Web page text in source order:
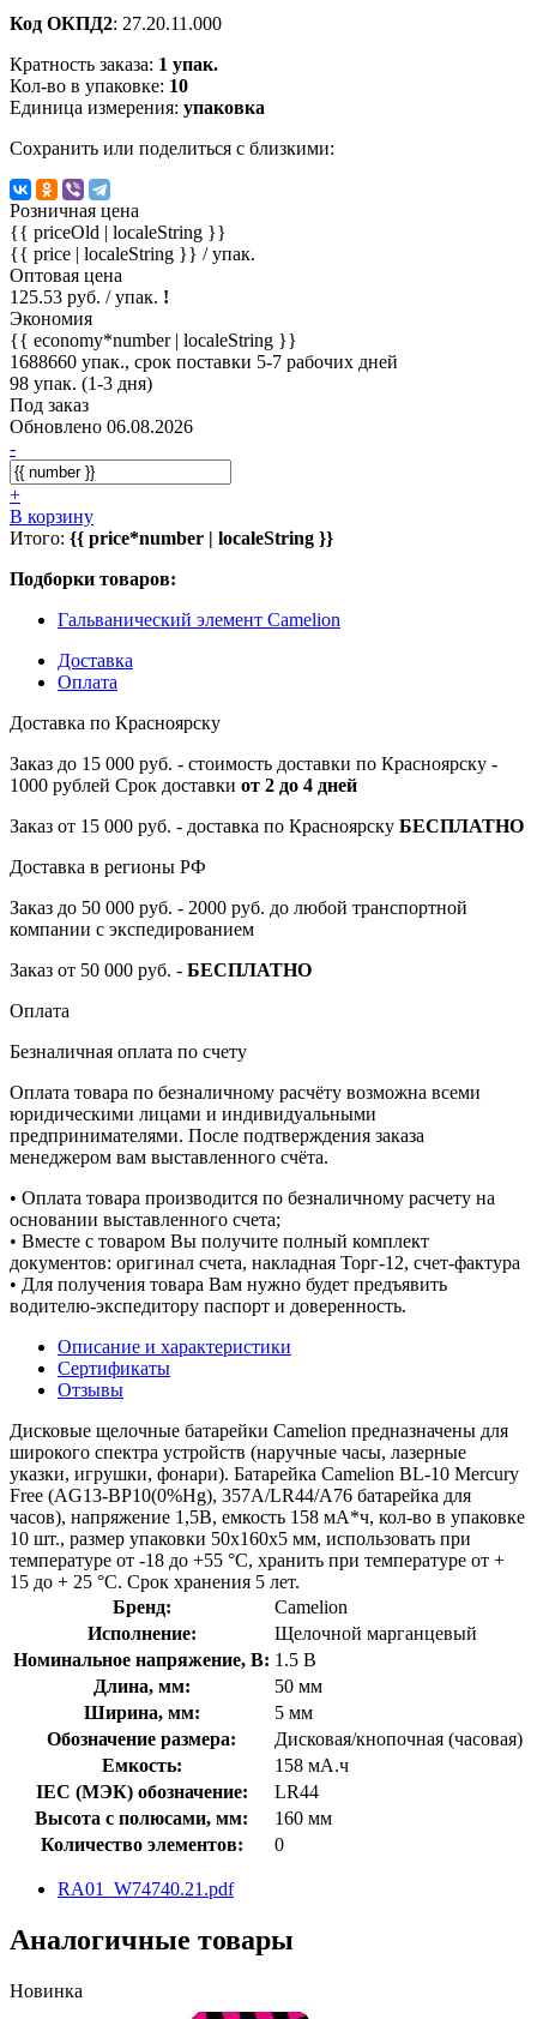
Код ОКПД2: 27.20.11.000
Кратность заказа: 1 упак.
Кол-во в упаковке: 10
Единица измерения: упаковка
Сохранить или поделиться с близкими:
Розничная цена
{{ priceOld | localeString }}
{{ price | localeString }} / упак.
Оптовая цена
125.53 руб. / упак. !
Экономия
{{ economy*number | localeString }}
1688660 упак., срок поставки 5-7 рабочих дней
98 упак. (1-3 дня)
Под заказ
Обновлено 06.08.2026
-
+
В корзину
Итого: {{ price*number | localeString }}
Подборки товаров:
Гальванический элемент Camelion
Доставка
Оплата
Доставка по Красноярску
Заказ до 15 000 руб. - стоимость доставки по Красноярску -
1000 рублей Срок доставки от 2 до 4 дней
Заказ от 15 000 руб. - доставка по Красноярску БЕСПЛАТНО
Доставка в регионы РФ
Заказ до 50 000 руб. - 2000 руб. до любой транспортной
компании с экспедированием
Заказ от 50 000 руб. - БЕСПЛАТНО
Оплата
Безналичная оплата по счету
Оплата товара по безналичному расчёту возможна всеми
юридическими лицами и индивидуальными
предпринимателями. После подтверждения заказа
менеджером вам выставленного счёта.
• Оплата товара производится по безналичному расчету на
основании выставленного счета;
• Вместе с товаром Вы получите полный комплект
документов: оригинал счета, накладная Торг-12, счет-фактура
• Для получения товара Вам нужно будет предъявить
водителю-экспедитору паспорт и доверенность.
Описание и характеристики
Сертификаты
Отзывы
Дисковые щелочные батарейки Camelion предназначены для
широкого спектра устройств (наручные часы, лазерные
указки, игрушки, фонари). Батарейка Camelion BL-10 Mercury
Free (AG13-BP10(0%Hg), 357A/LR44/A76 батарейка для
часов), напряжение 1,5В, емкость 158 мА*ч, кол-во в упаковке
10 шт., размер упаковки 50x160x5 мм, использовать при
температуре от -18 до +55 °C, хранить при температуре от +
15 до + 25 °C. Срок хранения 5 лет.
Бренд:
Camelion
Исполнение:
Щелочной марганцевый
Номинальное напряжение, В: 1.5 В
Длина, мм:
50 мм
Ширина, мм:
5 мм
Обозначение размера:
Дисковая/кнопочная (часовая)
Емкость:
158 мА.ч
IEC (МЭК) обозначение:
LR44
Высота с полюсами, мм:
160 мм
Количество элементов:
0
RA01_W74740.21.pdf
Аналогичные товары
Новинка